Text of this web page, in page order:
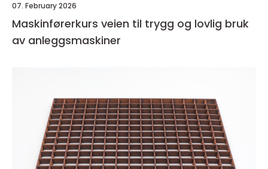
07. February 2026
Maskinførerkurs veien til trygg og lovlig bruk
av anleggsmaskiner